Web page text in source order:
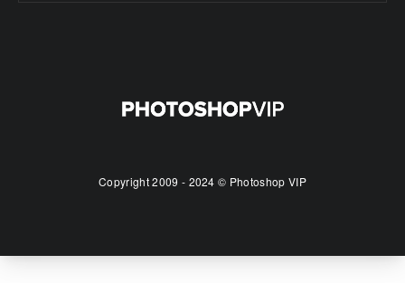
Copyright 2009 - 2024 © Photoshop VIP